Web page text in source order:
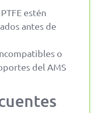
estén
antes de
o
del AMS